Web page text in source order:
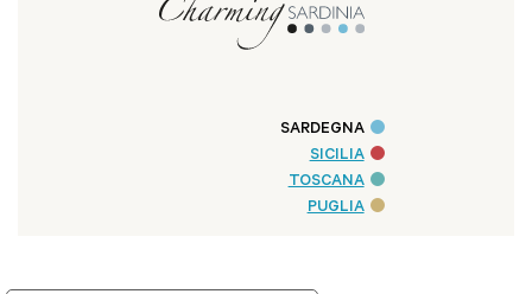
SARDEGNA
SICILIA
TOSCANA
PUGLIA